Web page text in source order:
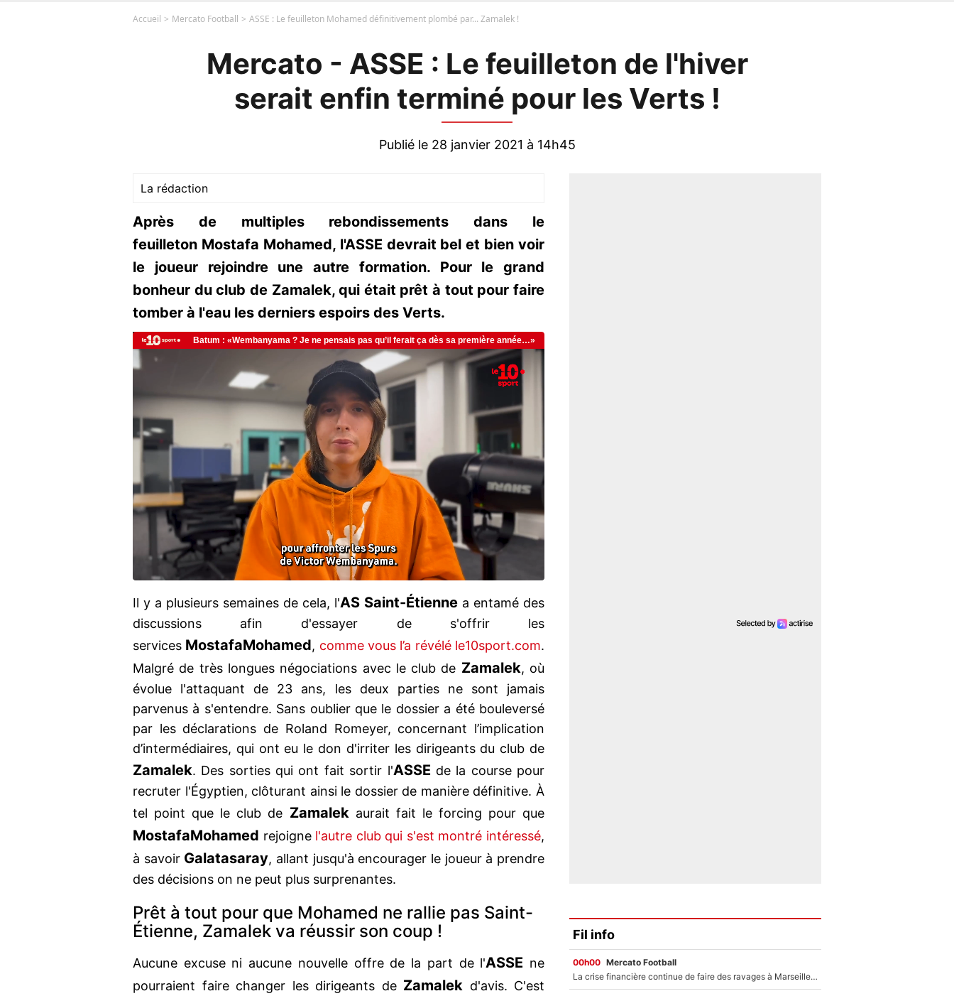
Accueil Mercato Football ASSE : Le feuilleton Mohamed définitivement plombé par... Zamalek !
Mercato - ASSE : Le feuilleton de l'hiver
serait enfin terminé pour les Verts !
Publié le 28 janvier 2021 à 14h45
La rédaction
Après de multiples rebondissements dans le
feuilleton Mostafa Mohamed, l'ASSE devrait bel et bien voir
le joueur rejoindre une autre formation. Pour le grand
bonheur du club de Zamalek, qui était prêt à tout pour faire
tomber à l'eau les derniers espoirs des Verts.
Il y a plusieurs semaines de cela, l'AS Saint-Étienne a entamé des
discussions afin d'essayer de s'offrir les
services MostafaMohamed, comme vous l’a révélé le10sport.com.
Malgré de très longues négociations avec le club de Zamalek, où
évolue l'attaquant de 23 ans, les deux parties ne sont jamais
parvenus à s'entendre. Sans oublier que le dossier a été bouleversé
par les déclarations de Roland Romeyer, concernant l’implication
d’intermédiaires, qui ont eu le don d'irriter les dirigeants du club de
Zamalek. Des sorties qui ont fait sortir l'ASSE de la course pour
recruter l'Égyptien, clôturant ainsi le dossier de manière définitive. À
tel point que le club de Zamalekaurait fait le forcing pour que
MostafaMohamed rejoigne l'autre club qui s'est montré intéressé,
à savoir Galatasaray, allant jusqu'à encourager le joueur à prendre
des décisions on ne peut plus surprenantes.
Prêt à tout pour que Mohamed ne rallie pas Saint-
Étienne, Zamalek va réussir son coup !
Aucune excuse ni aucune nouvelle offre de la part de l'ASSE ne
pourraient faire changer les dirigeants de Zamalek d'avis. C'est
Fil info
00h00 Mercato Football
La crise financière continue de faire des ravages à Marseille : L’OM a placé 12 joueurs sur le marché des transferts… et ça pourrait lui rapporter près de 100M€ !